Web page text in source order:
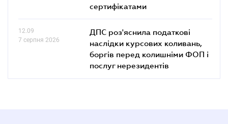
сертифікатами
12.09
7 серпня 2026
ДПС роз'яснила податкові
наслідки курсових коливань,
боргів перед колишніми ФОП і
послуг нерезидентів